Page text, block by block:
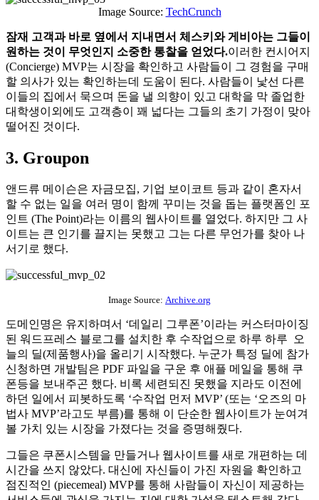
Image Source: TechCrunch
잠재 고객과 바로 옆에서 지내면서 체스키와 게비아는 그들이
원하는 것이 무엇인지 소중한 통찰을 얻었다.이러한 컨시어지
(Concierge) MVP는 시장을 확인하고 사람들이 그 경험을 구매
할 의사가 있는 확인하는데 도움이 된다. 사람들이 낯선 다른
이들의 집에서 묵으며 돈을 낼 의향이 있고 대학을 막 졸업한
대학생이외에도 고객층이 꽤 넓다는 그들의 초기 가정이 맞아
떨어진 것이다.
3. Groupon
앤드류 메이슨은 자금모집, 기업 보이코트 등과 같이 혼자서
할 수 없는 일을 여러 명이 함께 꾸미는 것을 돕는 플랫폼인 포
인트 (The Point)라는 이름의 웹사이트를 열었다. 하지만 그 사
이트는 큰 인기를 끌지는 못했고 그는 다른 무언가를 찾아 나
서기로 했다.
Image Source: Archive.org
도메인명은 유지하며서 ‘데일리 그루폰’이라는 커스터마이징
된 워드프레스 블로그를 설치한 후 수작업으로 하루 하루 오
늘의 딜(제품행사)을 올리기 시작했다. 누군가 특정 딜에 참가
신청하면 개발팀은 PDF 파일을 구운 후 애플 메일을 통해 쿠
폰등을 보내주곤 했다. 비록 세련되진 못했을 지라도 이전에
하던 일에서 피봇하도록 ‘수작업 먼저 MVP’ (또는 ‘오즈의 마
법사 MVP’라고도 부름)를 통해 이 단순한 웹사이트가 눈여겨
볼 가치 있는 시장을 가졌다는 것을 증명해줬다.
그들은 쿠폰시스템을 만들거나 웹사이트를 새로 개편하는 데
시간을 쓰지 않았다. 대신에 자신들이 가진 자원을 확인하고
점진적인 (piecemeal) MVP를 통해 사람들이 자신이 제공하는